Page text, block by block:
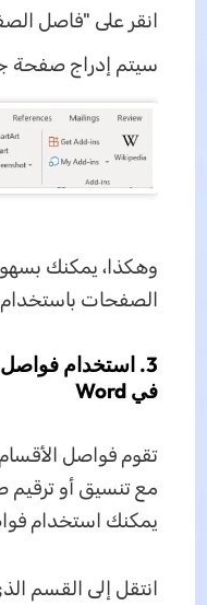
انقر على "فاصل
سيتم إدراج صفحة
الصفحات
3. استخدام
في Word
تقوم فواصل
مع تنسيق أو
يمكنك استخدام
انتقل إلى القسم